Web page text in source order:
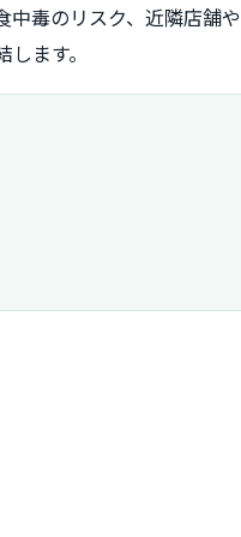
中毒のリスク、近隣店舗や
ます。